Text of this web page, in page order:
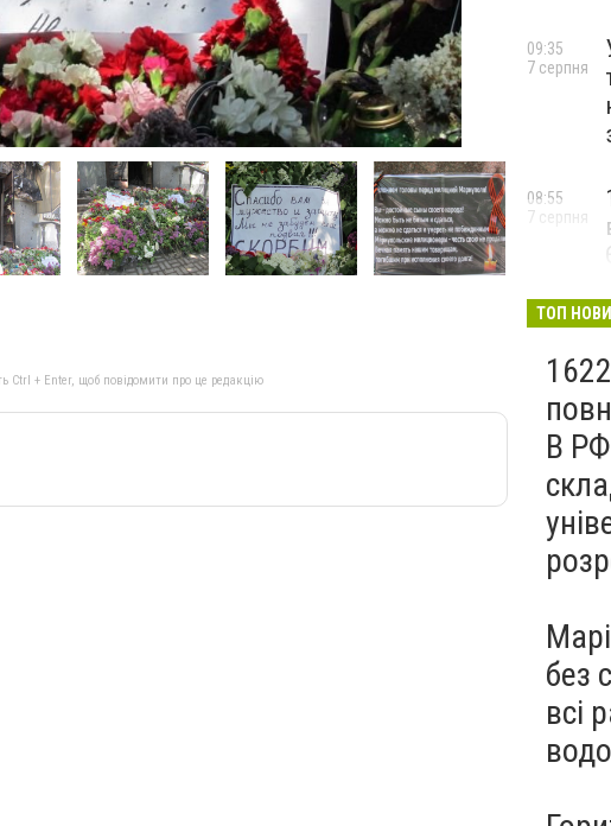
Ctrl + Enter, щоб повідомити про це редакцію
09:35
7 серпня
08:55
7 серпня
ТОП
В
без
всі